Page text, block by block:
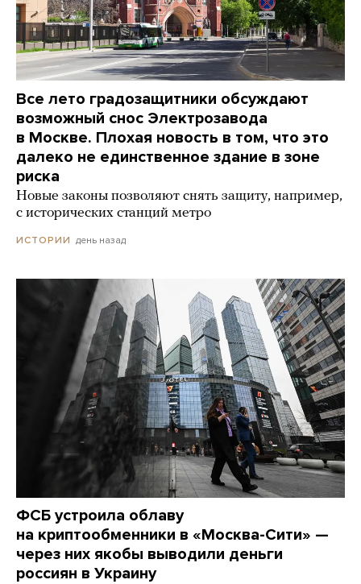
Все лето градозащитники обсуждают
возможный снос Электрозавода
в Москве. Плохая новость в том, что это
далеко не единственное здание в зоне
риска
Новые законы позволяют снять защиту, например,
с исторических станций метро
ИСТОРИИ день назад
ФСБ устроила облаву
на криптообменники в «Москва-Сити» —
через них якобы выводили деньги
россиян в Украину